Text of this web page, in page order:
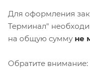
Для оформления
Терминал"
на общую сумму не
Обратите